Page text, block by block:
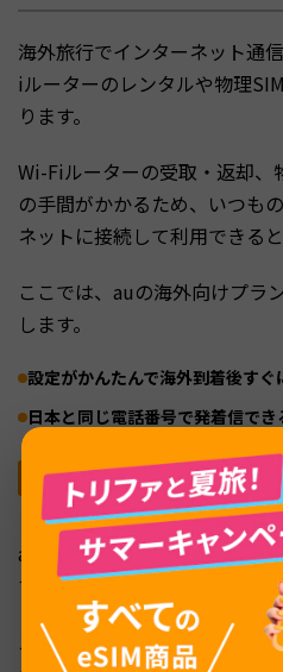
海外旅行でインターネット通
iルーターのレンタルや物理
ります。
Wi-Fiルーターの受取・返却、
の手間がかかるため、いつも
ネットに接続して利用できると
ここでは、auの海外向けプラ
します。
設定がかんたんで海外到着後す
日本と同じ電話番号で発着信でき
設定がかんたんで海外到
トを利用できる
au海外放題を予約しておけば
するだけでインターネット通
スマホが自動で現地回線に切